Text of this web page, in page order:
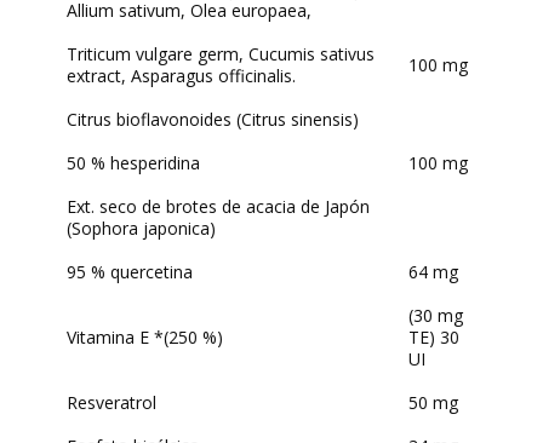
Allium sativum, Olea europaea,
Triticum vulgare germ, Cucumis sativus
extract, Asparagus officinalis.
100 mg
Citrus bioflavonoides (Citrus sinensis)
50 % hesperidina
100 mg
Ext. seco de brotes de acacia de Japón
(Sophora japonica)
95 % quercetina
64 mg
Vitamina E *(250 %)
(30 mg
TE) 30
UI
Resveratrol
50 mg